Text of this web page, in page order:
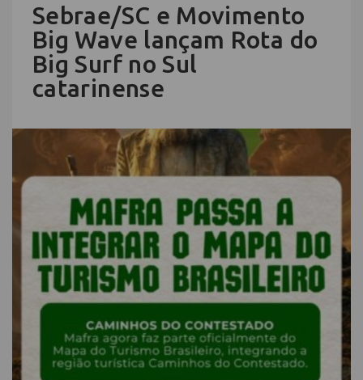
Sebrae/SC e Movimento
Big Wave lançam Rota do
Big Surf no Sul
catarinense